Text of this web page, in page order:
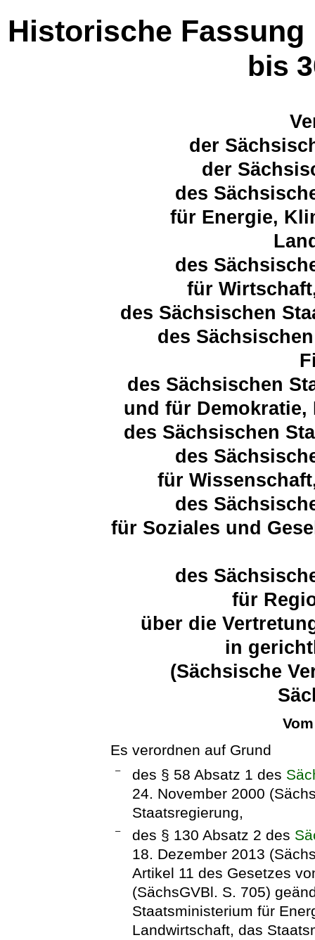
Historische Fassung
bis
der
der
des
für Energie,
des
für
des Sächsischen
des
des Sächsischen
und für
des Sächsischen
des
für
des
für Soziales und
des
für
über die
in
(Sächsische
Es verordnen auf Grund
– des § 58 Absatz 1 des
24. November 2000
Staatsregierung,
– des § 130 Absatz 2 des
18. Dezember 2013
Artikel 11 des Gesetzes
(SächsGVBl. S. 705)
Staatsministerium für
Landwirtschaft, das